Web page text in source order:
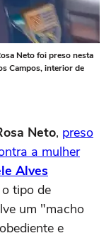
Neto foi preso nesta
Campos, interior de
Neto, preso
a mulher
Alves
tipo de
um "macho
e